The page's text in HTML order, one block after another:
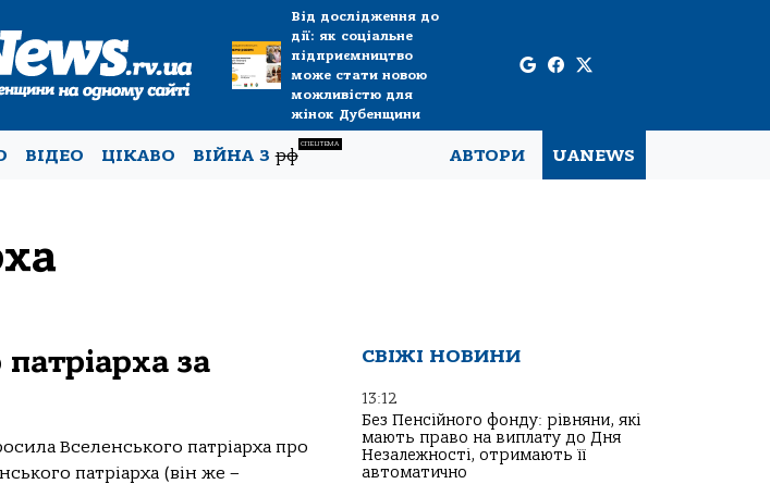
Від дослідження до
дії: як соціальне
підприємництво
може стати новою
можливістю для
жінок Дубенщини
ВІДЕО ЦІКАВО ВІЙНА Зрф
СПЕЦТЕМА
АВТОРИ UANEWS
за
Вселенського патріарха про
патріарха (він же –
СВІЖІ НОВИНИ
13:12
Без Пенсійного фонду: рівняни, які
мають право на виплату до Дня
Незалежності, отримають її
автоматично